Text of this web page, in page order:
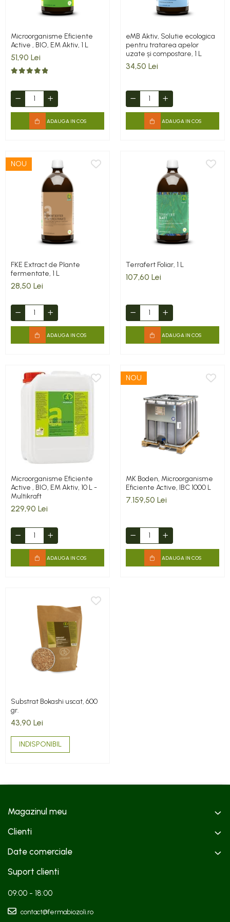
Microorganisme Eficiente
Active , BIO, EM Aktiv, 1 L
51,90 Lei
ADAUGA IN COS
eMB Aktiv, Solutie ecologica
pentru tratarea apelor
uzate și compostare, 1 L
34,50 Lei
ADAUGA IN COS
NOU
FKE Extract de Plante
fermentate, 1 L
28,50 Lei
ADAUGA IN COS
Terrafert Foliar, 1 L
107,60 Lei
ADAUGA IN COS
Microorganisme Eficiente
Active , BIO, EM Aktiv, 10 L -
Multikraft
229,90 Lei
ADAUGA IN COS
NOU
MK Boden, Microorganisme
Eficiente Active, IBC 1000 L
7.159,50 Lei
ADAUGA IN COS
Substrat Bokashi uscat, 600
gr.
43,90 Lei
INDISPONIBIL
Magazinul meu
Clienti
Date comerciale
Suport clienti
09:00 - 18:00
contact@fermabiozoli.ro